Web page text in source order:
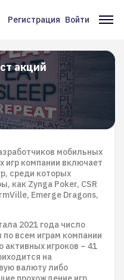
Меню
учётной
записи
пользователя
Регистрация Войти
акций
мобильных
игр компании включает
среди которых
как Zynga Poker, CSR
Emerge Dragons,
2021 года число
всем играм компании
игроков – 41
на
валюту либо